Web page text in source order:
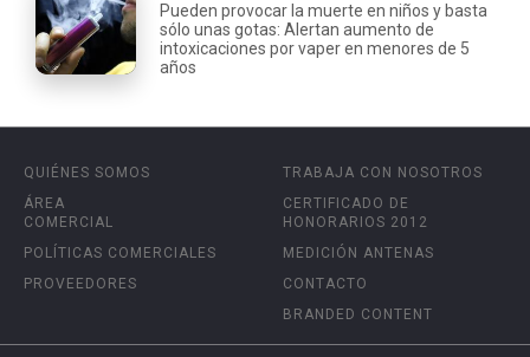
Pueden provocar la muerte en niños y basta
sólo unas gotas: Alertan aumento de
intoxicaciones por vaper en menores de 5
años
QUIÉNES SOMOS
ÁREA
COMERCIAL
POLÍTICAS COMERCIALES
PROVEEDORES
TRABAJA CON NOSOTROS
CERTIFICADO DE
HONORARIOS 2012
MEDICIÓN ANTENAS
CONTACTO
BRANDED CONTENT